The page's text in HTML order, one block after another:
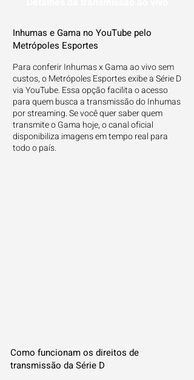
Inhumas e Gama no YouTube pelo
Metrópoles Esportes
Para conferir Inhumas x Gama ao vivo sem
custos, o Metrópoles Esportes exibe a Série D
via YouTube. Essa opção facilita o acesso
para quem busca a transmissão do Inhumas
por streaming. Se você quer saber quem
transmite o Gama hoje, o canal oficial
disponibiliza imagens em tempo real para
todo o país.
Como funcionam os direitos de
transmissão da Série D